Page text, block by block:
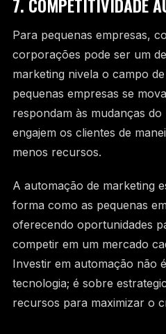
Para pequenas empresas,
corporações pode ser um
marketing nivela o campo
pequenas empresas se
respondam às mudanças
engajem os clientes de
menos recursos.
A automação de marketing
forma como as pequenas
oferecendo oportunidades
competir em um mercado
Investir em automação não
tecnologia; é sobre
recursos para maximizar o